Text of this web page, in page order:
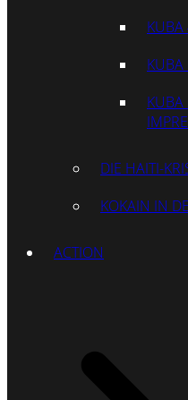
KUBA
DIE HAITI-
KOKAIN IN
ACTION